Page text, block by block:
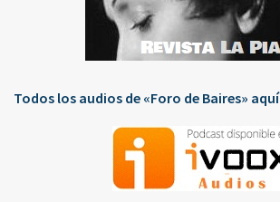
Todos los audios de «Foro de Baires» aquí